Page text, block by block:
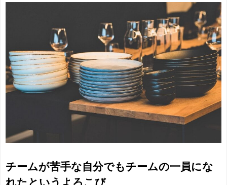
チームが苦手な自分でもチームの一員にな
れたというよろこび